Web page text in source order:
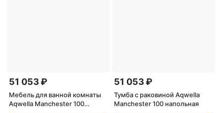
51 053 ₽
Мебель для ванной комнаты
Aqwella Manchester 100
51 053 ₽
Тумба с раковиной Aqwella
Manchester 100 напольная